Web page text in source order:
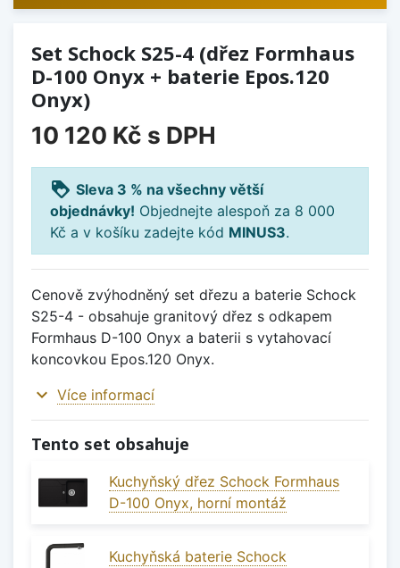
Set Schock S25-4 (dřez Formhaus
D-100 Onyx + baterie Epos.120
Onyx)
10 120 Kč s DPH
loyalty Sleva 3 % na všechny větší
objednávky! Objednejte alespoň za 8 000
Kč a v košíku zadejte kód MINUS3.
Cenově zvýhodněný set dřezu a baterie Schock
S25-4 - obsahuje granitový dřez s odkapem
Formhaus D-100 Onyx a baterii s vytahovací
koncovkou Epos.120 Onyx.
expand_more Více informací
Tento set obsahuje
Kuchyňský dřez Schock Formhaus
D-100 Onyx, horní montáž
Kuchyňská baterie Schock